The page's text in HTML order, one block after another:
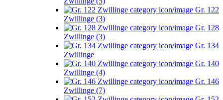
Gr. 122
Zwillinge (3)
Gr. 128
Zwillinge (3)
Gr. 134
Zwillinge
Gr. 140
Zwillinge (4)
Gr. 146
Zwillinge (7)